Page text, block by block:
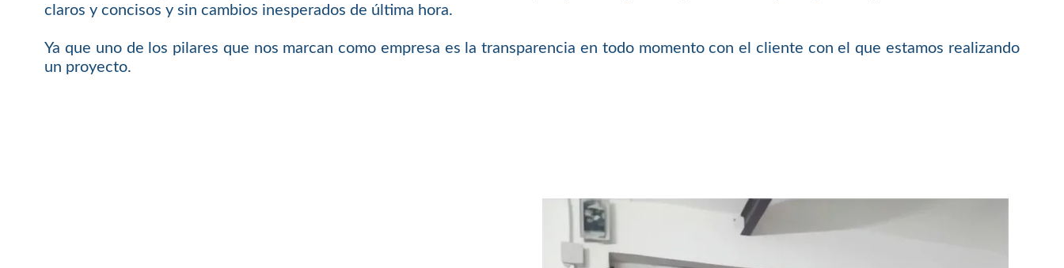
claros y concisos y sin cambios inesperados de última hora.
Ya que uno de los pilares que nos marcan como empresa es la transparencia en todo momento con el cliente con el que estamos realizando
un proyecto.